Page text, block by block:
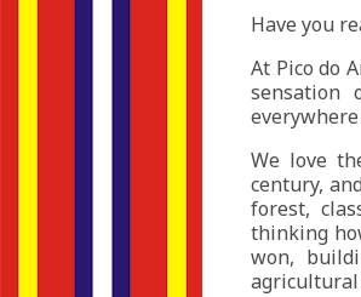
Have you
At Pico do
sensation
We love
century,
forest,
thinking
won,
agricultural